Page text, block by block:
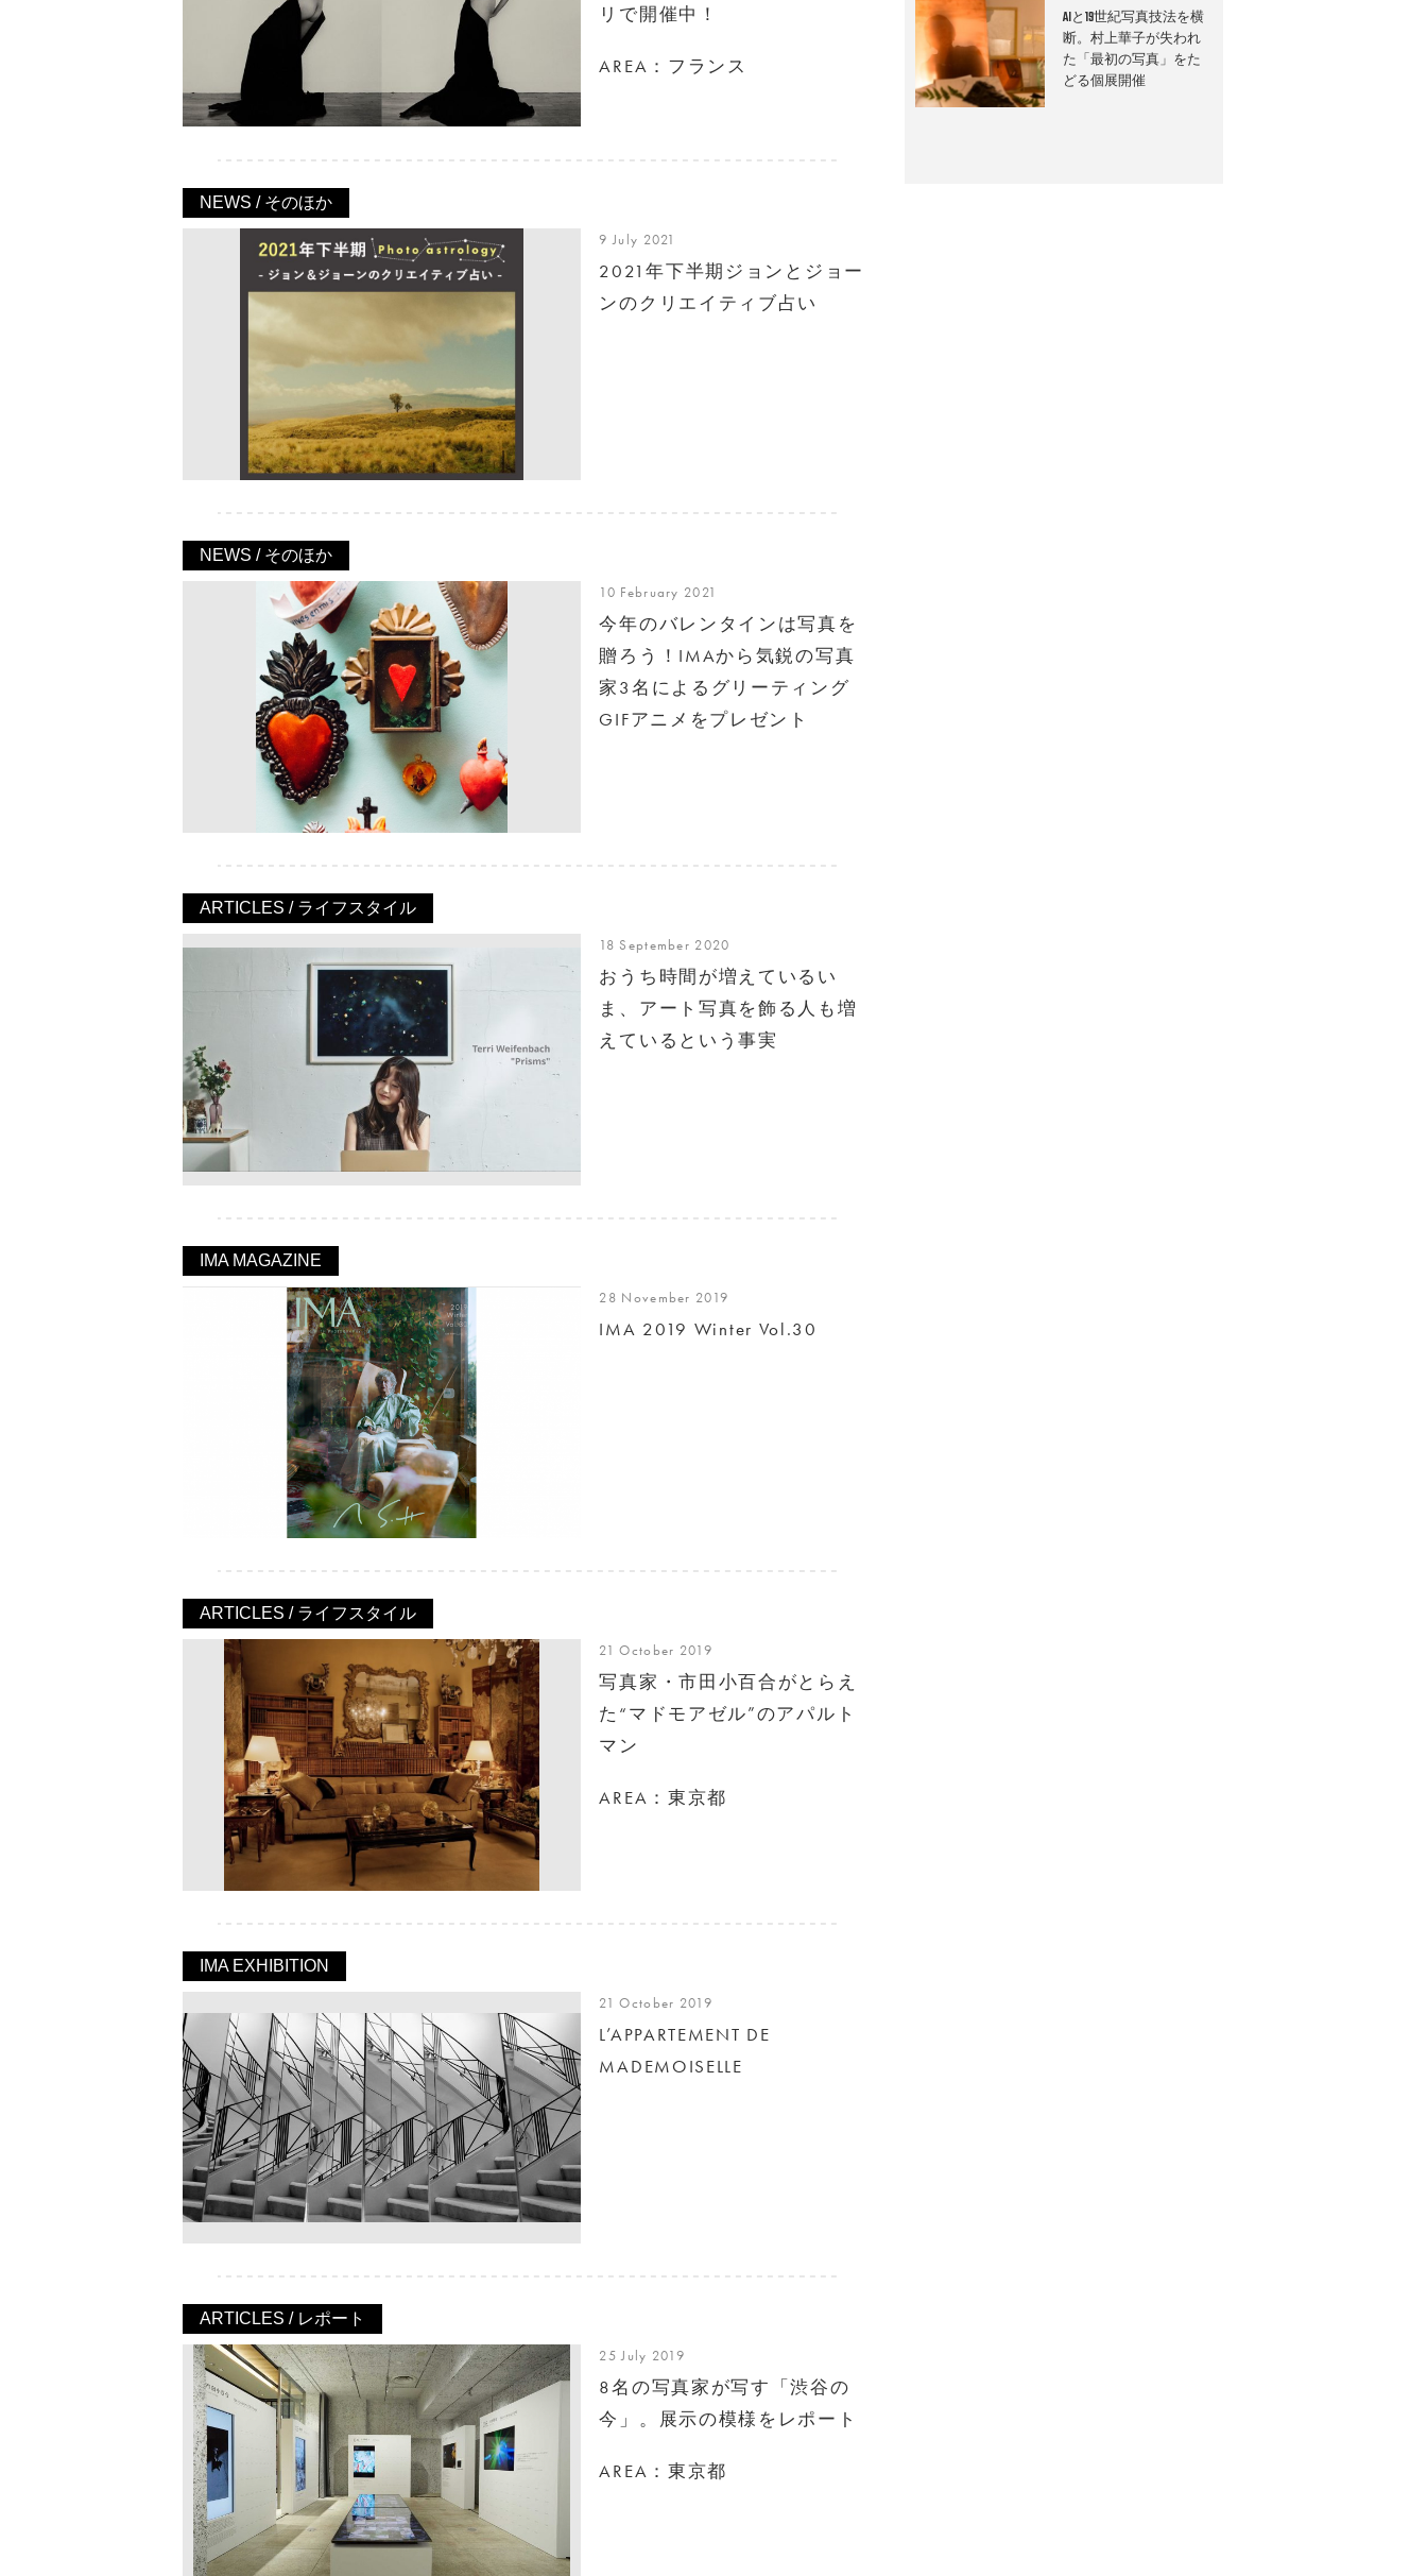
リで開催中！
AREA：フランス
NEWS / そのほか
9 July 2021
2021年下半期ジョンとジョー
ンのクリエイティブ占い
NEWS / そのほか
10 February 2021
今年のバレンタインは写真を
贈ろう！IMAから気鋭の写真
家3名によるグリーティング
GIFアニメをプレゼント
ARTICLES / ライフスタイル
18 September 2020
おうち時間が増えているい
ま、アート写真を飾る人も増
えているという事実
IMA MAGAZINE
28 November 2019
IMA 2019 Winter Vol.30
ARTICLES / ライフスタイル
21 October 2019
写真家・市田小百合がとらえ
た“マドモアゼル”のアパルト
マン
AREA：東京都
IMA EXHIBITION
21 October 2019
L’APPARTEMENT DE
MADEMOISELLE
ARTICLES / レポート
25 July 2019
8名の写真家が写す「渋谷の
今」。展示の模様をレポート
AREA：東京都
AIと19世紀写真技法を横
断。村上華子が失われ
た「最初の写真」をた
どる個展開催